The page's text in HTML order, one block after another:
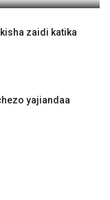
zaidi katika
yajiandaa